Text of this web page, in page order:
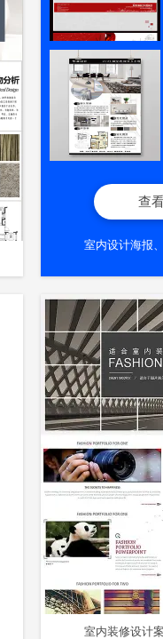
查
室内设计海报
室内装修设计